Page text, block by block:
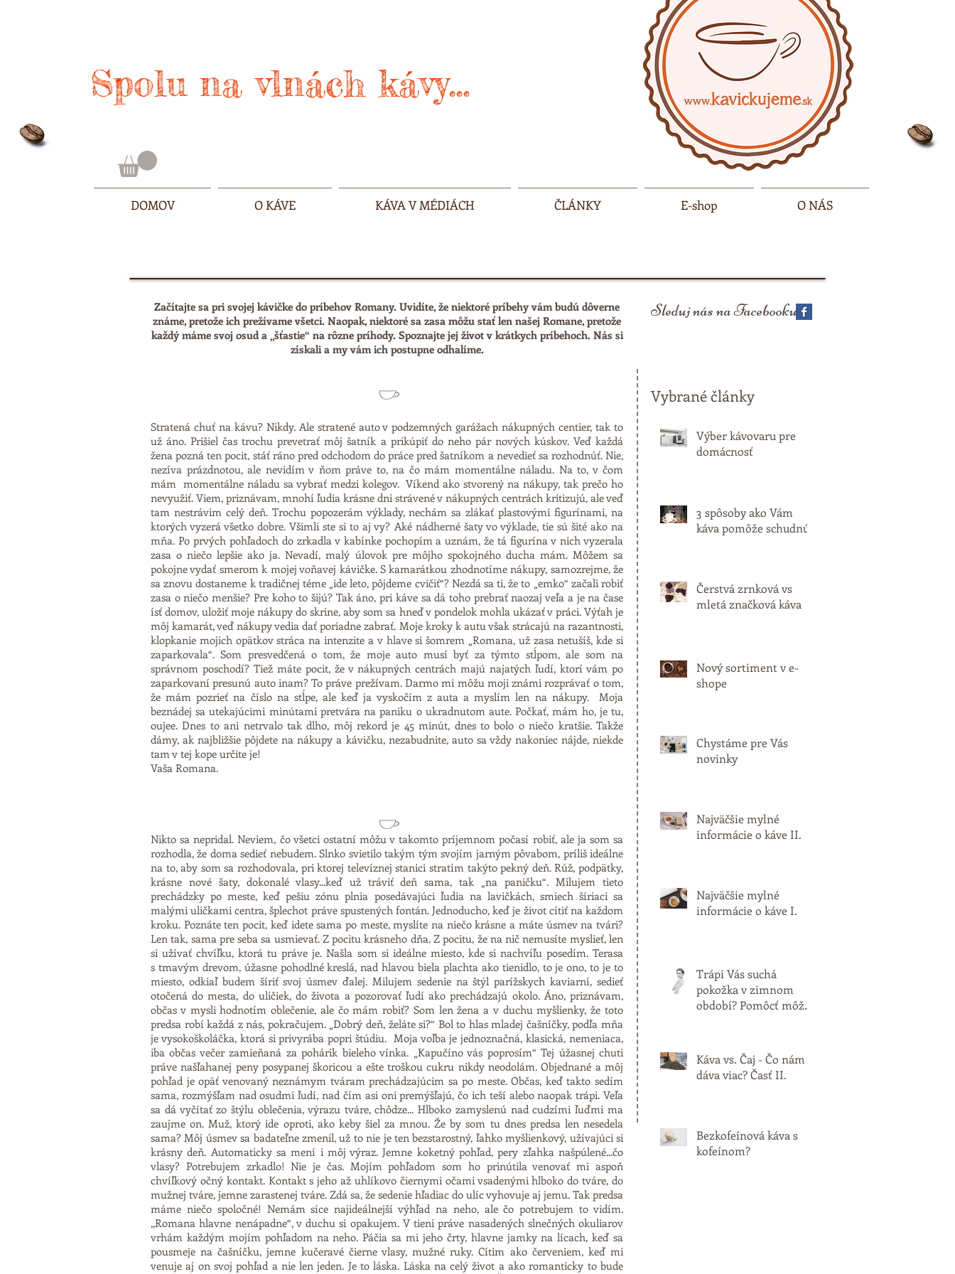
DOMOV O KÁVE KÁVA V MÉDIÁCH ČLÁNKY E-shop O NÁS
Spolu na vlnách kávy...
Začítajte sa pri svojej kávičke do príbehov Romany. Uvidíte, že niektoré príbehy vám budú dôverne
známe, pretože ich prežívame všetci. Naopak, niektoré sa zasa môžu stať len našej Romane, pretože
každý máme svoj osud a „šťastie“ na rôzne príhody. Spoznajte jej život v krátkych príbehoch. Nás si
získali a my vám ich postupne odhalíme.
Stratená chuť na kávu? Nikdy. Ale stratené auto v podzemných garážach nákupných centier, tak to
už áno. Prišiel čas trochu prevetrať môj šatník a prikúpiť do neho pár nových kúskov. Veď každá
žena pozná ten pocit, stáť ráno pred odchodom do práce pred šatníkom a nevedieť sa rozhodnúť. Nie,
nezíva prázdnotou, ale nevidím v ňom práve to, na čo mám momentálne náladu. Na to, v čom
mám momentálne náladu sa vybrať medzi kolegov. Víkend ako stvorený na nákupy, tak prečo ho
nevyužiť. Viem, priznávam, mnohí ľudia krásne dni strávené v nákupných centrách kritizujú, ale veď
tam nestrávim celý deň. Trochu popozerám výklady, nechám sa zlákať plastovými figurínami, na
ktorých vyzerá všetko dobre. Všimli ste si to aj vy? Aké nádherné šaty vo výklade, tie sú šité ako na
mňa. Po prvých pohľadoch do zrkadla v kabínke pochopím a uznám, že tá figurína v nich vyzerala
zasa o niečo lepšie ako ja. Nevadí, malý úlovok pre môjho spokojného ducha mám. Môžem sa
pokojne vydať smerom k mojej voňavej kávičke. S kamarátkou zhodnotíme nákupy, samozrejme, že
sa znovu dostaneme k tradičnej téme „ide leto, pôjdeme cvičiť“? Nezdá sa ti, že to „emko“ začali robiť
zasa o niečo menšie? Pre koho to šijú? Tak áno, pri káve sa dá toho prebrať naozaj veľa a je na čase
ísť domov, uložiť moje nákupy do skrine, aby som sa hneď v pondelok mohla ukázať v práci. Výťah je
môj kamarát, veď nákupy vedia dať poriadne zabrať. Moje kroky k autu však strácajú na razantnosti,
klopkanie mojich opätkov stráca na intenzite a v hlave si šomrem „Romana, už zasa netušíš, kde si
zaparkovala“. Som presvedčená o tom, že moje auto musí byť za týmto stĺpom, ale som na
správnom poschodí? Tiež máte pocit, že v nákupných centrách majú najatých ľudí, ktorí vám po
zaparkovaní presunú auto inam? To práve prežívam. Darmo mi môžu moji známi rozprávať o tom,
že mám pozrieť na číslo na stĺpe, ale keď ja vyskočím z auta a myslím len na nákupy. Moja
beznádej sa utekajúcimi minútami pretvára na paniku o ukradnutom aute. Počkať, mám ho, je tu,
oujee. Dnes to ani netrvalo tak dlho, môj rekord je 45 minút, dnes to bolo o niečo kratšie. Takže
dámy, ak najbližšie pôjdete na nákupy a kávičku, nezabudnite, auto sa vždy nakoniec nájde, niekde
tam v tej kope určite je!
Vaša Romana.
Nikto sa nepridal. Neviem, čo všetci ostatní môžu v takomto príjemnom počasí robiť, ale ja som sa
rozhodla, že doma sedieť nebudem. Slnko svietilo takým tým svojím jarným pôvabom, príliš ideálne
na to, aby som sa rozhodovala, pri ktorej televíznej stanici stratím takýto pekný deň. Rúž, podpätky,
krásne nové šaty, dokonalé vlasy...keď už tráviť deň sama, tak „na paničku“. Milujem tieto
prechádzky po meste, keď pešiu zónu plnia posedávajúci ľudia na lavičkách, smiech šíriaci sa
malými uličkami centra, šplechot práve spustených fontán. Jednoducho, keď je život cítiť na každom
kroku. Poznáte ten pocit, keď idete sama po meste, myslíte na niečo krásne a máte úsmev na tvári?
Len tak, sama pre seba sa usmievať. Z pocitu krásneho dňa. Z pocitu, že na nič nemusíte myslieť, len
si užívať chvíľku, ktorá tu práve je. Našla som si ideálne miesto, kde si nachvíľu posedím. Terasa
s tmavým drevom, úžasne pohodlné kreslá, nad hlavou biela plachta ako tienidlo, to je ono, to je to
miesto, odkiaľ budem šíriť svoj úsmev ďalej. Milujem sedenie na štýl parížskych kaviarní, sedieť
otočená do mesta, do uličiek, do života a pozorovať ľudí ako prechádzajú okolo. Áno, priznávam,
občas v mysli hodnotím oblečenie, ale čo mám robiť? Som len žena a v duchu myšlienky, že toto
predsa robí každá z nás, pokračujem. „Dobrý deň, želáte si?“ Bol to hlas mladej čašníčky, podľa mňa
je vysokoškoláčka, ktorá si privyrába popri štúdiu. Moja voľba je jednoznačná, klasická, nemeniaca,
iba občas večer zamieňaná za pohárik bieleho vínka. „Kapučíno vás poprosím“ Tej úžasnej chuti
práve našľahanej peny posypanej škoricou a ešte troškou cukru nikdy neodolám. Objednané a môj
pohľad je opäť venovaný neznámym tváram prechádzajúcim sa po meste. Občas, keď takto sedím
sama, rozmýšľam nad osudmi ľudí, nad čím asi oni premýšľajú, čo ich teší alebo naopak trápi. Veľa
sa dá vyčítať zo štýlu oblečenia, výrazu tváre, chôdze... Hlboko zamyslenú nad cudzími ľuďmi ma
zaujme on. Muž, ktorý ide oproti, ako keby šiel za mnou. Že by som tu dnes predsa len nesedela
sama? Môj úsmev sa badateľne zmenil, už to nie je ten bezstarostný, ľahko myšlienkový, užívajúci si
krásny deň. Automaticky sa mení i môj výraz. Jemne koketný pohľad, pery zľahka našpúlené...čo
vlasy? Potrebujem zrkadlo! Nie je čas. Mojím pohľadom som ho prinútila venovať mi aspoň
chvíľkový očný kontakt. Kontakt s jeho až uhlíkovo čiernymi očami vsadenými hlboko do tváre, do
mužnej tváre, jemne zarastenej tváre. Zdá sa, že sedenie hľadiac do ulíc vyhovuje aj jemu. Tak predsa
máme niečo spoločné! Nemám síce najideálnejší výhľad na neho, ale čo potrebujem to vidím.
,,Romana hlavne nenápadne“, v duchu si opakujem. V tieni práve nasadených slnečných okuliarov
vrhám každým mojím pohľadom na neho. Páčia sa mi jeho črty, hlavne jamky na lícach, keď sa
pousmeje na čašníčku, jemne kučeravé čierne vlasy, mužné ruky. Cítim ako červeniem, keď mi
venuje aj on svoj pohľad a nie len jeden. Je to láska. Láska na celý život a ako romanticky to bude
Sleduj nás na Facebooku
Výber kávovaru pre
domácnosť
3 spôsoby ako Vám
káva pomôže schudnúť
Čerstvá zrnková vs
mletá značková káva
Nový sortiment v e-
shope
Chystáme pre Vás
novinky
Najväčšie mylné
informácie o káve II.
Najväčšie mylné
informácie o káve I.
Trápi Vás suchá
pokožka v zimnom
období? Pomôcť môže
Káva vs. Čaj - Čo nám
dáva viac? Časť II.
Bezkofeínová káva s
kofeínom?
Vybrané články